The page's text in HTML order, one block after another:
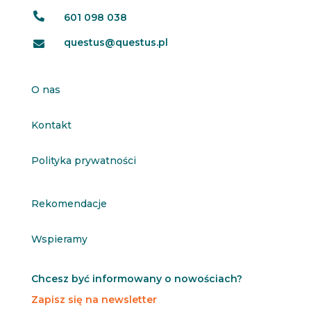
 601 098 038
 questus@questus.pl
O nas
Kontakt
Polityka prywatności
Rekomendacje
Wspieramy
Chcesz być informowany o nowościach?
Zapisz się na newsletter